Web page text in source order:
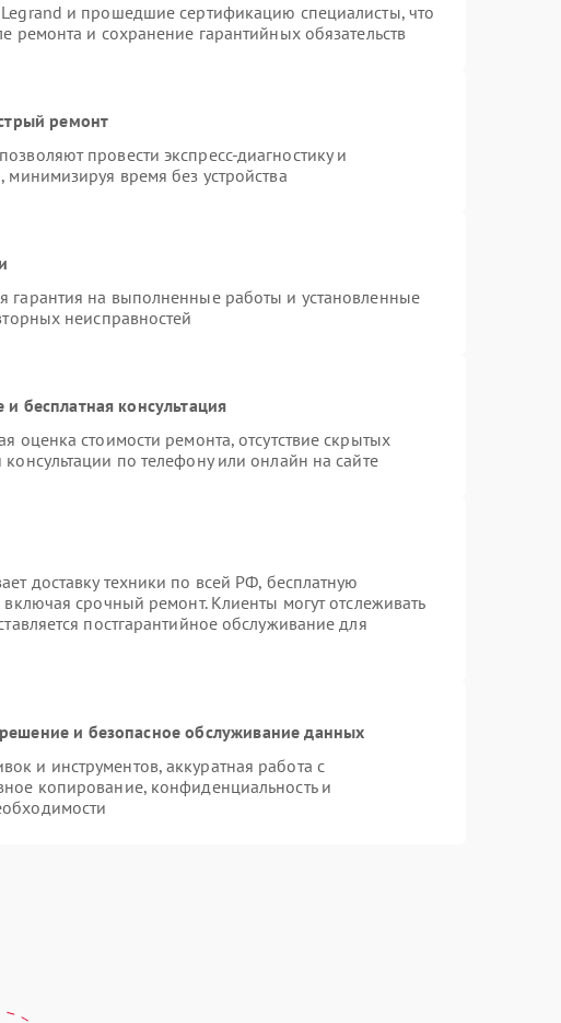
и прошедшие сертификацию специалисты, что
ремонта и сохранение гарантийных обязательств
ремонт
провести экспресс-диагностику и
время без устройства
гарантия на выполненные работы и установленные
неисправностей
бесплатная консультация
оценка стоимости ремонта, отсутствие скрытых
по телефону или онлайн на сайте
доставку техники по всей РФ, бесплатную
срочный ремонт. Клиенты могут отслеживать
постгарантийное обслуживание для
и безопасное обслуживание данных
и инструментов, аккуратная работа с
копирование, конфиденциальность и